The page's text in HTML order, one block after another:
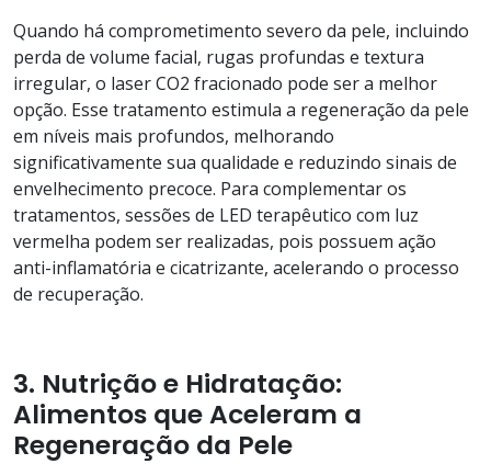
Quando há comprometimento severo da pele, incluindo
perda de volume facial, rugas profundas e textura
irregular, o laser CO2 fracionado pode ser a melhor
opção. Esse tratamento estimula a regeneração da pele
em níveis mais profundos, melhorando
significativamente sua qualidade e reduzindo sinais de
envelhecimento precoce. Para complementar os
tratamentos, sessões de LED terapêutico com luz
vermelha podem ser realizadas, pois possuem ação
anti-inflamatória e cicatrizante, acelerando o processo
de recuperação.
3. Nutrição e Hidratação:
Alimentos que Aceleram a
Regeneração da Pele